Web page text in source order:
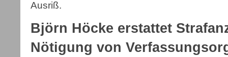
Ausriß.
Björn Höcke erstattet
Nötigung von